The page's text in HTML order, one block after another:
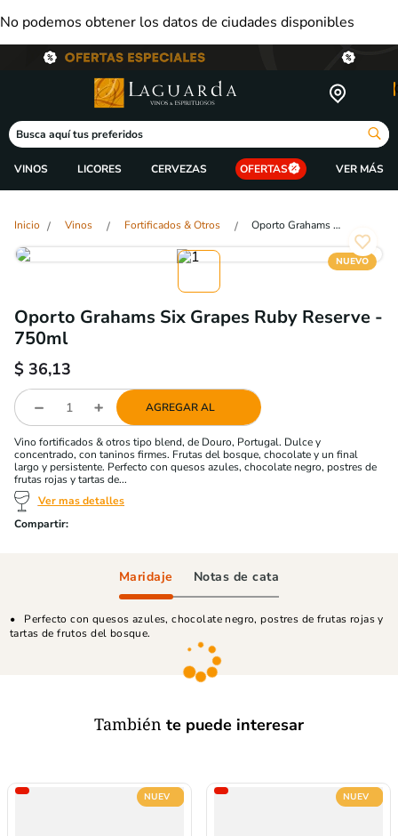
No podemos obtener los datos de ciudades disponibles
Busca aquí tus preferidos
VINOS LICORES CERVEZAS OFERTAS
Vinos Fortificados & Otros Oporto Grahams Six Grapes Ruby Reserve - 750ml
NUEVO
Oporto Grahams Six Grapes Ruby Reserve -
750ml
$ 36,13
AGREGAR AL
Vino fortificados & otros tipo blend, de Douro, Portugal. Dulce y
concentrado, con taninos firmes. Frutas del bosque, chocolate y un final
largo y persistente. Perfecto con quesos azules, chocolate negro, postres de
frutas rojas y tartas de...
Ver mas detalles
Maridaje Notas de cata
Perfecto con quesos azules, chocolate negro, postres de frutas rojas y
tartas de frutos del bosque.
También te puede interesar
NUEVO NUEVO